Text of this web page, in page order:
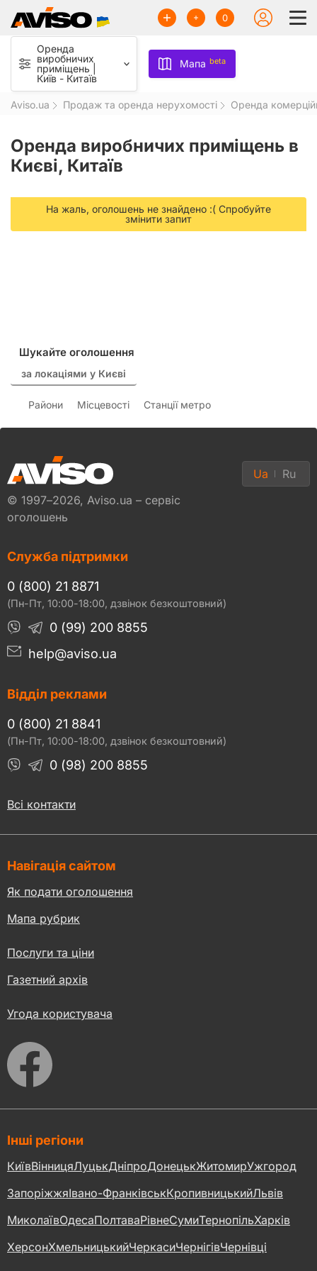
0
Оренда
виробничих
приміщень |
Київ - Китаїв
Мапа beta
Aviso.ua Продаж та оренда нерухомості Оренда
Оренда виробничих приміщень в
Києві, Китаїв
На жаль, оголошень не знайдено :( Спробуйте
змінити запит
Шукайте оголошення
за локаціями у Києві
Райони Місцевості Станції метро
© 1997–2026, Aviso.ua – сервіс
оголошень
Ua Ru
Служба підтримки
0 (800) 21 8871
(Пн-Пт, 10:00-18:00, дзвінок безкоштовний)
0 (99) 200 8855
help@aviso.ua
Відділ реклами
0 (800) 21 8841
(Пн-Пт, 10:00-18:00, дзвінок безкоштовний)
0 (98) 200 8855
Всі контакти
Навігація сайтом
Як подати оголошення
Мапа рубрик
Послуги та ціни
Газетний архів
Угода користувача
Інші регіони
КиївВінницяЛуцькДніпроДонецькЖитомирУжгород
ЗапоріжжяІвано-ФранківськКропивницькийЛьвів
МиколаївОдесаПолтаваРівнеСумиТернопільХарків
ХерсонХмельницькийЧеркасиЧернігівЧернівці